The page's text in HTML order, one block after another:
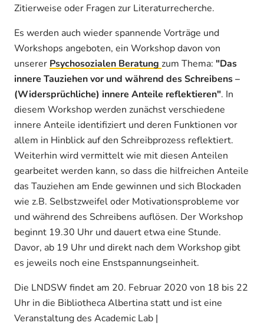
Zitierweise oder Fragen zur Literaturrecherche.
Es werden auch wieder spannende Vorträge und
Workshops angeboten, ein Workshop davon von
unserer Psychosozialen Beratung zum Thema: "Das
innere Tauziehen vor und während des Schreibens –
(Widersprüchliche) innere Anteile reflektieren". In
diesem Workshop werden zunächst verschiedene
innere Anteile identifiziert und deren Funktionen vor
allem in Hinblick auf den Schreibprozess reflektiert.
Weiterhin wird vermittelt wie mit diesen Anteilen
gearbeitet werden kann, so dass die hilfreichen Anteile
das Tauziehen am Ende gewinnen und sich Blockaden
wie z.B. Selbstzweifel oder Motivationsprobleme vor
und während des Schreibens auflösen. Der Workshop
beginnt 19.30 Uhr und dauert etwa eine Stunde.
Davor, ab 19 Uhr und direkt nach dem Workshop gibt
es jeweils noch eine Enstspannungseinheit.
Die LNDSW findet am 20. Februar 2020 von 18 bis 22
Uhr in die Bibliotheca Albertina statt und ist eine
Veranstaltung des Academic Lab |